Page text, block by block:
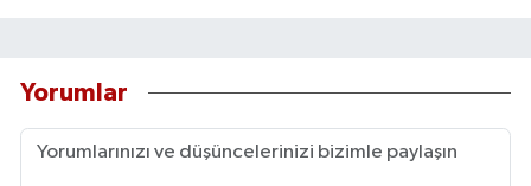
Yorumlar